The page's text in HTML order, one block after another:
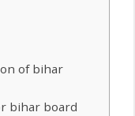
of bihar
bihar board